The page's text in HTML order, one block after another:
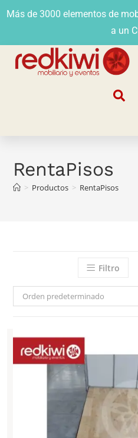
Más de 3000 elementos de
a un
RentaPisos
> Productos > RentaPisos
Filtro
Orden predeterminado